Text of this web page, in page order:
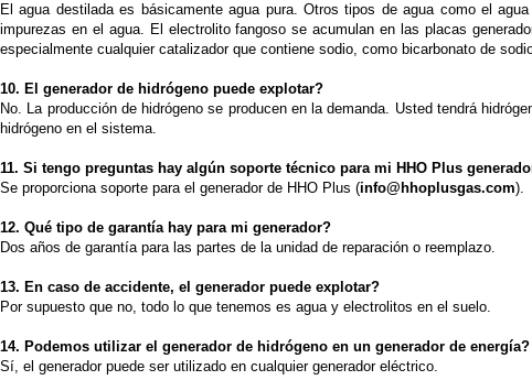
2026-08-04 09:13:36
1x 60A CCPWM Corriente
Constante - Control Electrónico -
Send to >
Portugal
2026-08-04 09:13:36
1x 60A CCPWM Corriente
Constante - Control Electrónico -
Modulador de ancho de Pulsos
Send to >
2026-08-04 09:13:36
Constante - Control Electrónico -
Modulador de ancho de Pulsos
El agua destilada es básicamente agua pura. Otros tipos de agua como el
impurezas en el agua. El electrolito fangoso se acumulan en las placas
especialmente cualquier catalizador que contiene sodio, como bicarbonato de
10. El generador de hidrógeno puede explotar?
No. La producción de hidrógeno se producen en la demanda. Usted tendrá
hidrógeno en el sistema.
11. Si tengo preguntas hay algún soporte técnico para mi HHO Plus
Se proporciona soporte para el generador de HHO Plus (info@hhoplusgas.com).
12. Qué tipo de garantía hay para mi generador?
Dos años de garantía para las partes de la unidad de reparación o reemplazo.
13. En caso de accidente, el generador puede explotar?
Por supuesto que no, todo lo que tenemos es agua y electrolitos en el suelo.
14. Podemos utilizar el generador de hidrógeno en un generador de energía?
Sí, el generador puede ser utilizado en cualquier generador eléctrico.